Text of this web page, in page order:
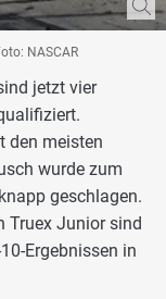
NASCAR
jetzt vier
den meisten
wurde zum
geschlagen.
Truex Junior sind
Ergebnissen in